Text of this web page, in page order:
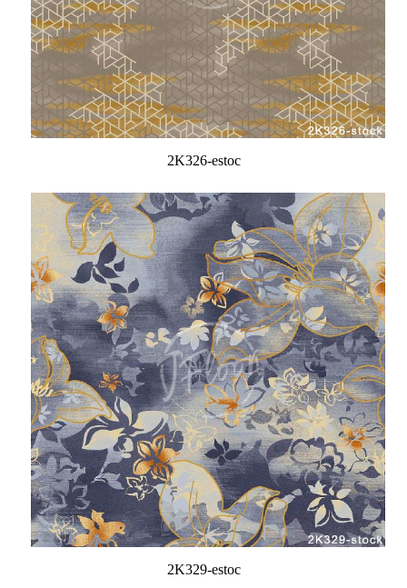
2K326-estoc
2K329-estoc